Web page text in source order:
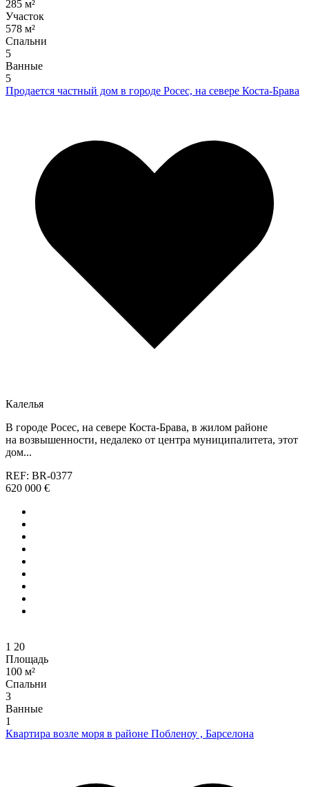
285 м²
Участок
578 м²
Спальни
5
Ванные
5
Продается частный дом в городе Росес, на севере Коста-Брава
Калелья
В городе Росес, на севере Коста-Брава, в жилом районе
на возвышенности, недалеко от центра муниципалитета, этот
дом...
REF: BR-0377
620 000 €
1 20
Площадь
100 м²
Спальни
3
Ванные
1
Квартира возле моря в районе Побленоу , Барселона